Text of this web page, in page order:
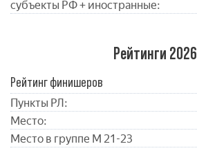
субъекты РФ + иностранные:
Рейтинги 2026
Рейтинг финишеров
Пункты РЛ:
Место:
Место в группе М 21-23